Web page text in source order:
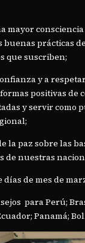
mayor
prácticas
que suscriben;
y a
positivas
y servir como
paz sobre las
de nuestras
de mes de
para Perú;
Panamá;